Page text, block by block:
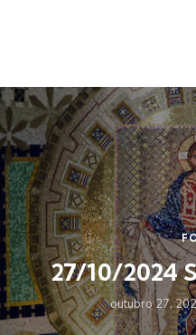
27/10/2024
outubro 27,